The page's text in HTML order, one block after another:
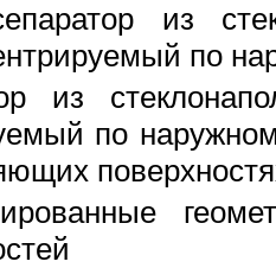
из
по
из
по